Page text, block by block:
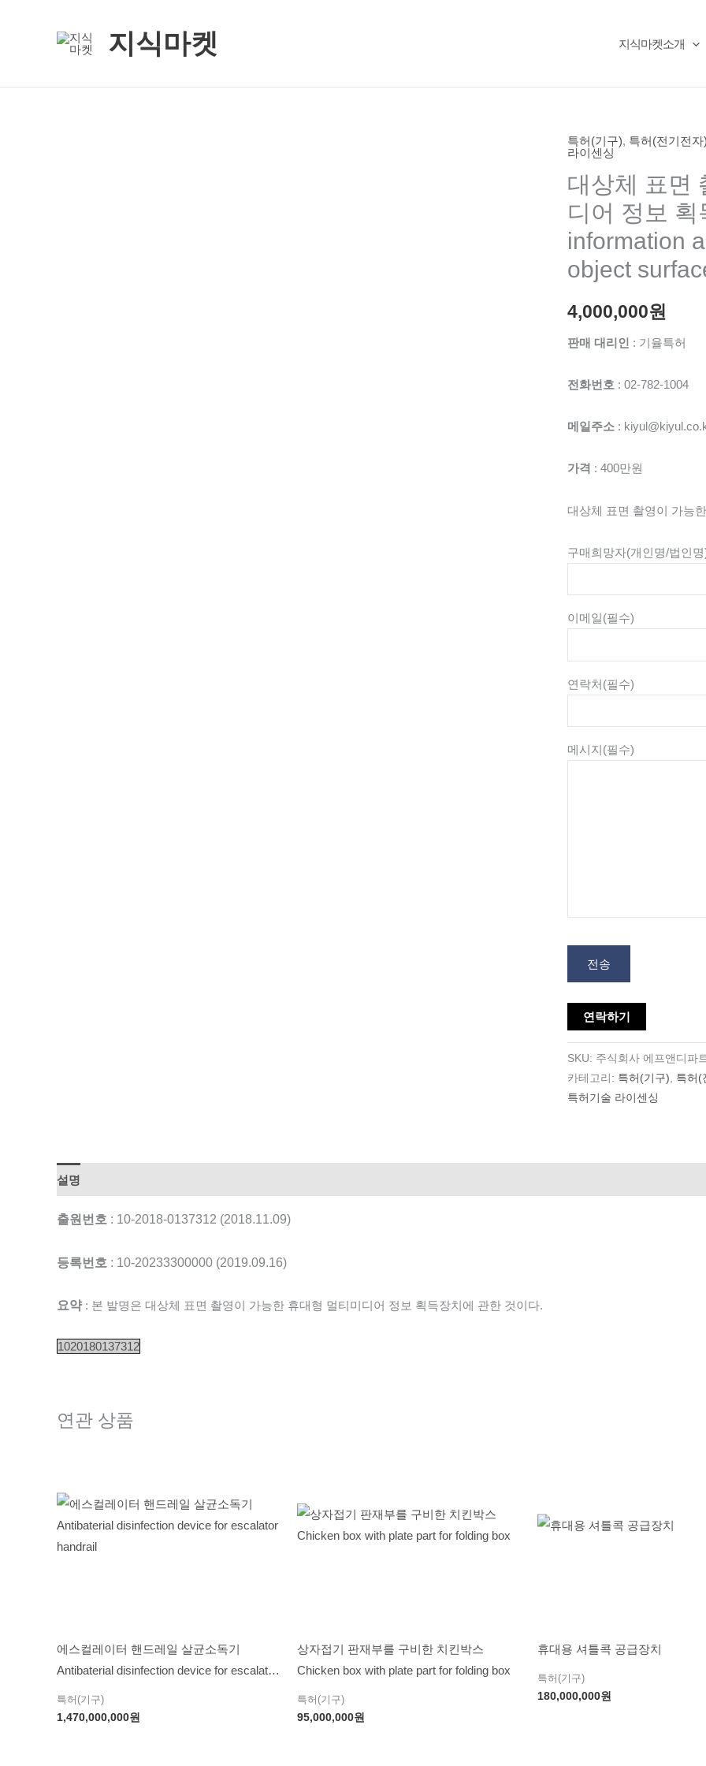
지식마켓 지식마켓소개
특허(기구), 특허(전기전자
라이센싱
대상체 표면
디어 정보
information
object
4,000,000원
판매 대리인 : 기율특허
전화번호 : 02-782-1004
메일주소 :
가격 : 400만원
대상체 표면 촬영이 가능
구매희망자(개인명/법인
이메일(필수)
연락처(필수)
메시지(필수)
전송
연락하기
SKU: 주식회사 에프앤디파
카테고리: 특허(기구)
특허(
특허기술 라이센싱
설명
출원번호 : 10-2018-0137312 (2018.11.09)
등록번호 : 10-20233300000 (2019.09.16)
요약 : 본 발명은 대상체 표면 촬영이 가능한 휴대형 멀티미디어 정보 획득장치에 관한 것이다.
1020180137312
연관 상품
에스컬레이터 핸드레일 살균소독기
Antibaterial disinfection device for escalator
특허(기구)
1,470,000,000원
상자접기 판재부를 구비한 치킨박스
Chicken box with plate part for folding box
특허(기구)
95,000,000원
휴대용 셔틀콕 공급장치
특허(기구)
180,000,000원